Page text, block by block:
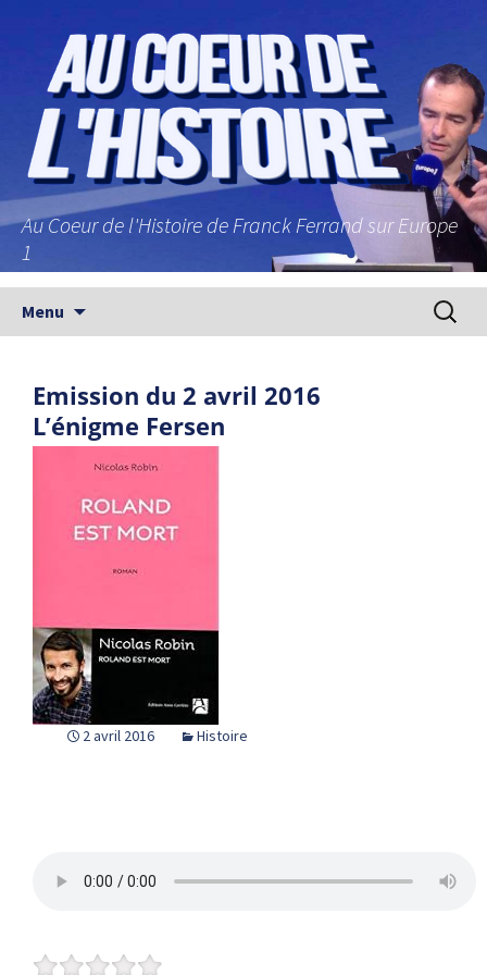
Au Coeur de l'Histoire de Franck Ferrand sur Europe
1
Menu
Emission du 2 avril 2016
L’énigme Fersen
2 avril 2016 Histoire